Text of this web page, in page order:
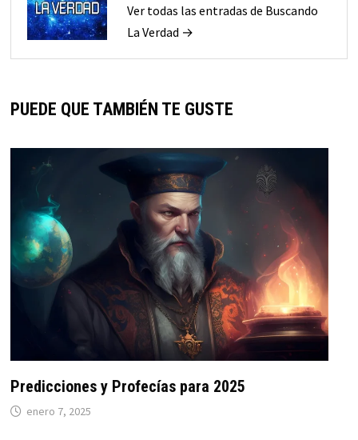
Ver todas las entradas de Buscando
La Verdad →
PUEDE QUE TAMBIÉN TE GUSTE
Predicciones y Profecías para 2025
enero 7, 2025